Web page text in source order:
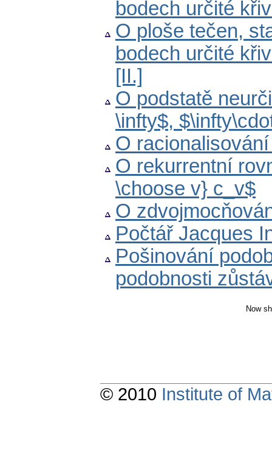
bodech určité
O ploše tečen,
bodech určité
[II.]
O podstatě
\infty$,
O
O rekurrentní
\choose v} c_v$
O
Počtář Jacques
Pošinování
podobnosti
Now
© 2010 Institute of